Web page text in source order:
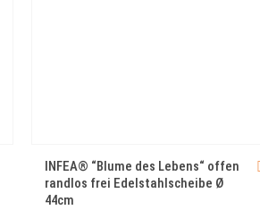
INFEA® “Blume des Lebens“ offen
randlos frei Edelstahlscheibe Ø
44cm